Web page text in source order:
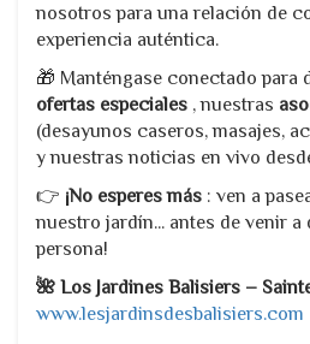
nosotros para una relación de
experiencia auténtica.
🎁 Manténgase conectado para
ofertas especiales , nuestras
(desayunos caseros, masajes,
y nuestras noticias en vivo
👉 ¡No esperes más : ven a
nuestro jardín... antes de venir a
persona!
🌺 Los Jardines Balisiers –
www.lesjardinsdesbalisiers.com